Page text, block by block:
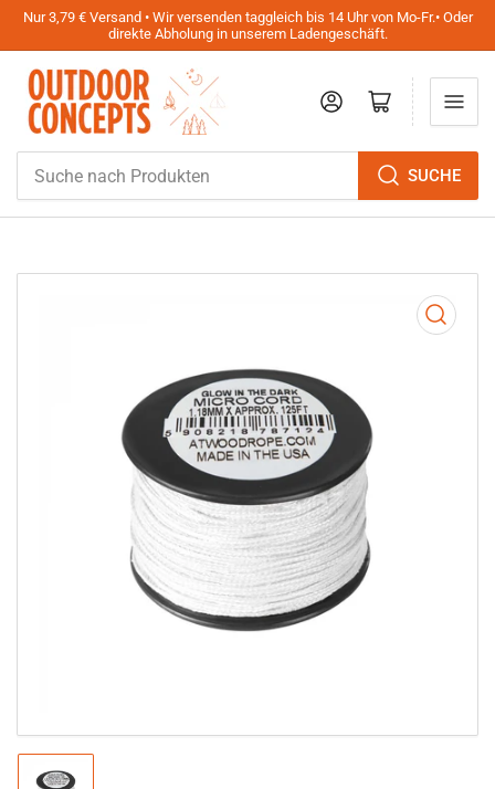
Nur 3,79 € Versand • Wir versenden taggleich bis 14 Uhr von Mo-Fr.• Oder
direkte Abholung in unserem Ladengeschäft.
nach
Produkten
SUCHE
AnmeldenMini-Warenkorb öffnen
Medien
in
Modal
öffnen